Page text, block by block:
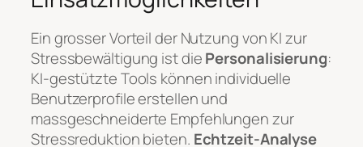
Ein grosser Vorteil der Nutzung von KI zur
Stressbewältigung ist diePersonalisierung:
KI-gestützte Tools können individuelle
Benutzerprofile erstellen und
massgeschneiderte Empfehlungen zur
Stressreduktion bieten. Echtzeit-Analyse